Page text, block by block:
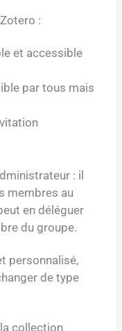
:
et accessible
par tous mais
: il
membres au
en déléguer
du groupe.
personnalisé,
de type
collection